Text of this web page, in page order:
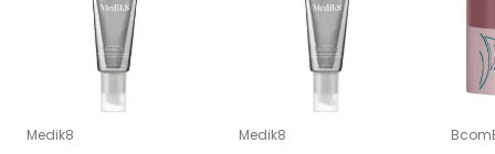
Medik8 Medik8